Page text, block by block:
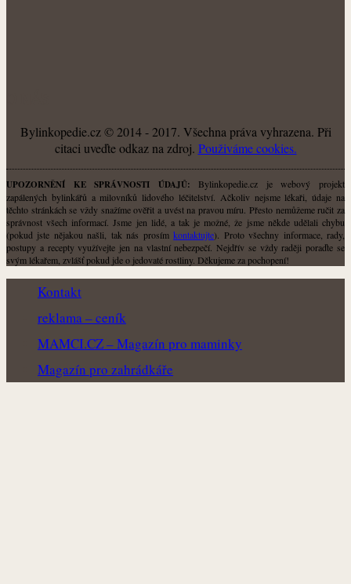
Bylinkopedie.cz © 2014 - 2017. Všechna práva vyhrazena. Při
citaci uveďte odkaz na zdroj. Použiváme cookies.
UPOZORNĚNÍ KE SPRÁVNOSTI ÚDAJŮ: Bylinkopedie.cz je webový projekt
zapálených bylinkářů a milovníků lidového léčitelství. Ačkoliv nejsme lékaři, údaje na
těchto stránkách se vždy snažíme ověřit a uvést na pravou míru. Přesto nemůžeme ručit za
správnost všech informací. Jsme jen lidé, a tak je možné, že jsme někde udělali chybu
(pokud jste nějakou našli, tak nás prosímkontaktujte). Proto všechny informace, rady,
postupy a recepty využívejte jen na vlastní nebezpečí. Nejdřív se vždy raději poraďte se
svým lékařem, zvlášť pokud jde o jedovaté rostliny. Děkujeme za pochopení!
Kontakt
reklama – ceník
MAMCI.CZ – Magazín pro maminky
Magazín pro zahrádkáře